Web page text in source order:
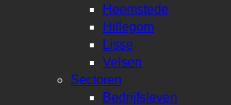
Heemstede
Hillegom
Lisse
Velsen
Sectoren
Bedrijfsleven